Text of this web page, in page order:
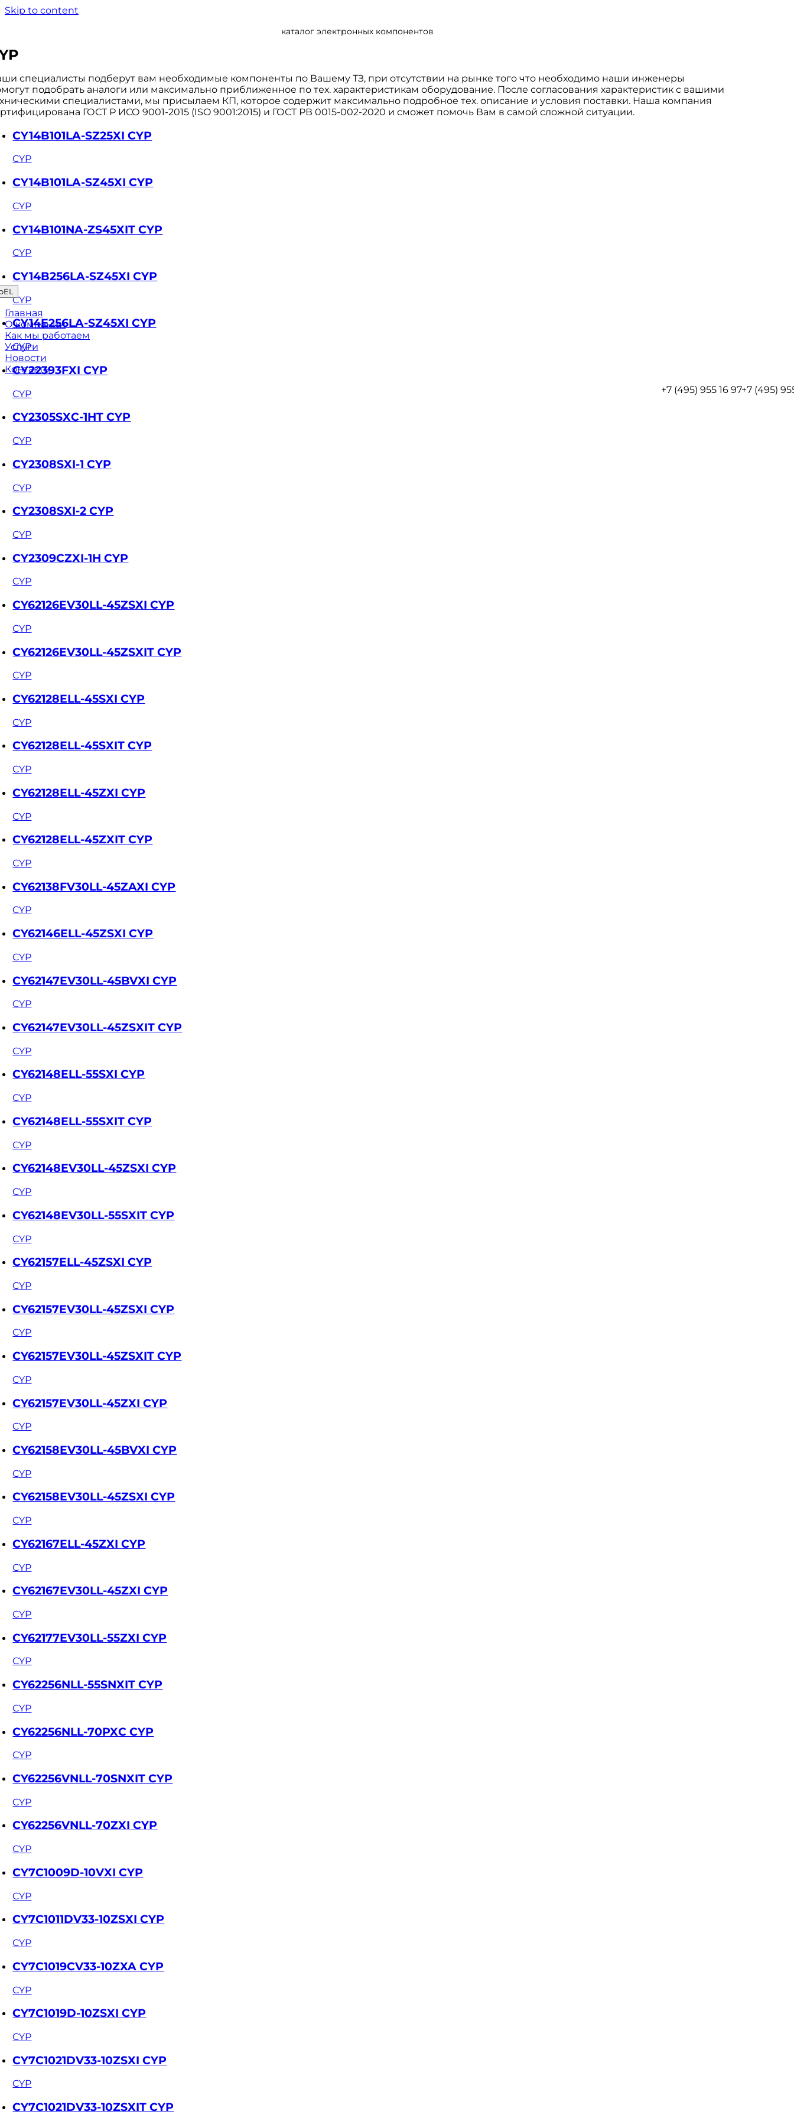
Skip to content
Главная
О компании
Как мы работаем
Услуги
Новости
Контакты
+7 (495) 955 16 97+7 (495)
каталог электронных компонентов
специалисты подберут вам необходимые компоненты по Вашему ТЗ, при отсутствии на рынке того что необходимо наши инженеры
подобрать аналоги или максимально приближенное по тех. характеристикам оборудование. После согласования характеристик с вашими
специалистами, мы присылаем КП, которое содержит максимально подробное тех. описание и условия поставки. Наша компания
ГОСТ Р ИСО 9001-2015 (ISO 9001:2015) и ГОСТ РВ 0015-002-2020 и сможет помочь Вам в самой сложной ситуации.
CY14B101LA-SZ25XI CYP
CYP
CY14B101LA-SZ45XI CYP
CYP
CY14B101NA-ZS45XIT CYP
CYP
CY14B256LA-SZ45XI CYP
CYP
CY14E256LA-SZ45XI CYP
CYP
CY22393FXI CYP
CYP
CY2305SXC-1HT CYP
CYP
CY2308SXI-1 CYP
CYP
CY2308SXI-2 CYP
CYP
CY2309CZXI-1H CYP
CYP
CY62126EV30LL-45ZSXI CYP
CYP
CY62126EV30LL-45ZSXIT CYP
CYP
CY62128ELL-45SXI CYP
CYP
CY62128ELL-45SXIT CYP
CYP
CY62128ELL-45ZXI CYP
CYP
CY62128ELL-45ZXIT CYP
CYP
CY62138FV30LL-45ZAXI CYP
CYP
CY62146ELL-45ZSXI CYP
CYP
CY62147EV30LL-45BVXI CYP
CYP
CY62147EV30LL-45ZSXIT CYP
CYP
CY62148ELL-55SXI CYP
CYP
CY62148ELL-55SXIT CYP
CYP
CY62148EV30LL-45ZSXI CYP
CYP
CY62148EV30LL-55SXIT CYP
CYP
CY62157ELL-45ZSXI CYP
CYP
CY62157EV30LL-45ZSXI CYP
CYP
CY62157EV30LL-45ZSXIT CYP
CYP
CY62157EV30LL-45ZXI CYP
CYP
CY62158EV30LL-45BVXI CYP
CYP
CY62158EV30LL-45ZSXI CYP
CYP
CY62167ELL-45ZXI CYP
CYP
CY62167EV30LL-45ZXI CYP
CYP
CY62177EV30LL-55ZXI CYP
CYP
CY62256NLL-55SNXIT CYP
CYP
CY62256NLL-70PXC CYP
CYP
CY62256VNLL-70SNXIT CYP
CYP
CY62256VNLL-70ZXI CYP
CYP
CY7C1009D-10VXI CYP
CYP
CY7C1011DV33-10ZSXI CYP
CYP
CY7C1019CV33-10ZXA CYP
CYP
CY7C1019D-10ZSXI CYP
CYP
CY7C1021DV33-10ZSXI CYP
CYP
CY7C1021DV33-10ZSXIT CYP